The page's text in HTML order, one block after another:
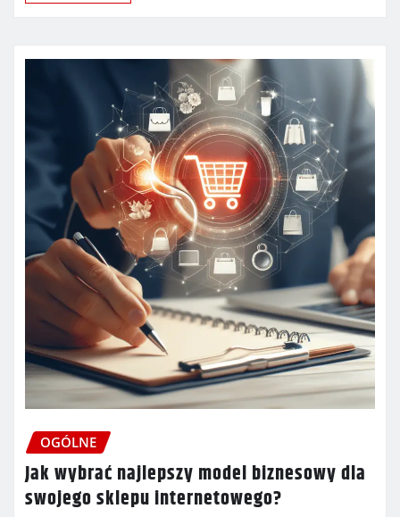
OGÓLNE
Jak wybrać najlepszy model biznesowy dla
swojego sklepu internetowego?